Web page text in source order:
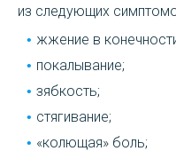
из следующих
жжение в
покалывание;
зябкость;
стягивание;
«колющая» боль;